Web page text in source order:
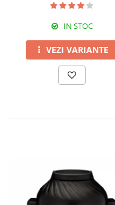
IN STOC
VEZI VARIANTE